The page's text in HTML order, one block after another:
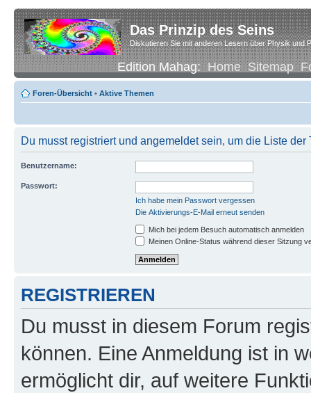
Das Prinzip des Seins
Diskutieren Sie mit anderen Lesern über Physik und
Edition Mahag:Home Sitemap
Foren-Übersicht • Aktive Themen
Du musst registriert und angemeldet sein, um die Liste
Benutzername:
Passwort:
Ich habe mein Passwort vergessen
Die Aktivierungs-E-Mail erneut senden
Mich bei jedem Besuch automatisch anmelden
Meinen Online-Status während dieser Sitzung
REGISTRIEREN
Du musst in diesem Forum
können. Eine Anmeldung ist in
ermöglicht dir, auf weitere